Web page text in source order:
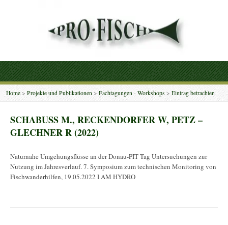
Home >Projekte und Publikationen >Fachtagungen - Workshops > Eintrag betrachten
SCHABUSS M., RECKENDORFER W, PETZ –
GLECHNER R (2022)
Naturnahe Umgehungsflüsse an der Donau-PIT Tag Untersuchungen zur
Nutzung im Jahresverlauf. 7. Symposium zum technischen Monitoring von
Fischwanderhilfen, 19.05.2022 I AM HYDRO